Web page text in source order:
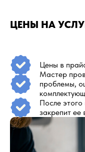
ЦЕНЫ НА
Цены в
Мастер
проблемы,
После
закрепит ее